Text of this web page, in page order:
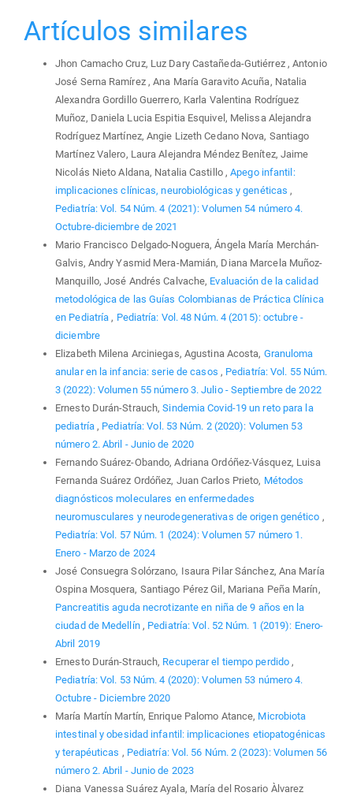
Artículos similares
Jhon Camacho Cruz, Luz Dary Castañeda-Gutiérrez , Antonio
José Serna Ramírez , Ana María Garavito Acuña, Natalia
Alexandra Gordillo Guerrero, Karla Valentina Rodríguez
Muñoz, Daniela Lucia Espitia Esquivel, Melissa Alejandra
Rodríguez Martínez, Angie Lizeth Cedano Nova, Santiago
Martínez Valero, Laura Alejandra Méndez Benítez, Jaime
Nicolás Nieto Aldana, Natalia Castillo ,Apego infantil:
implicaciones clínicas, neurobiológicas y genéticas,
Pediatría: Vol. 54 Núm. 4 (2021): Volumen 54 número 4.
Octubre-diciembre de 2021
Mario Francisco Delgado-Noguera, Ángela María Merchán-
Galvis, Andry Yasmid Mera-Mamián, Diana Marcela Muñoz-
Manquillo, José Andrés Calvache, Evaluación de la calidad
metodológica de las Guías Colombianas de Práctica Clínica
en Pediatría, Pediatría: Vol. 48 Núm. 4 (2015): octubre -
diciembre
Elizabeth Milena Arciniegas, Agustina Acosta, Granuloma
anular en la infancia: serie de casos , Pediatría: Vol. 55 Núm.
3 (2022): Volumen 55 número 3. Julio - Septiembre de 2022
Ernesto Durán-Strauch,Sindemia Covid-19 un reto para la
pediatría , Pediatría: Vol. 53 Núm. 2 (2020): Volumen 53
número 2. Abril - Junio de 2020
Fernando Suárez-Obando, Adriana Ordóñez-Vásquez, Luisa
Fernanda Suárez Ordóñez, Juan Carlos Prieto, Métodos
diagnósticos moleculares en enfermedades
neuromusculares y neurodegenerativas de origen genético ,
Pediatría: Vol. 57 Núm. 1 (2024): Volumen 57 número 1.
Enero - Marzo de 2024
José Consuegra Solórzano, Isaura Pilar Sánchez, Ana María
Ospina Mosquera, Santiago Pérez Gil, Mariana Peña Marín,
Pancreatitis aguda necrotizante en niña de 9 años en la
ciudad de Medellín , Pediatría: Vol. 52 Núm. 1 (2019): Enero-
Abril 2019
Ernesto Durán-Strauch, Recuperar el tiempo perdido,
Pediatría: Vol. 53 Núm. 4 (2020): Volumen 53 número 4.
Octubre - Diciembre 2020
María Martín Martín, Enrique Palomo Atance, Microbiota
intestinal y obesidad infantil: implicaciones etiopatogénicas
y terapéuticas , Pediatría: Vol. 56 Núm. 2 (2023): Volumen 56
número 2. Abril - Junio de 2023
Diana Vanessa Suárez Ayala, María del Rosario Àlvarez